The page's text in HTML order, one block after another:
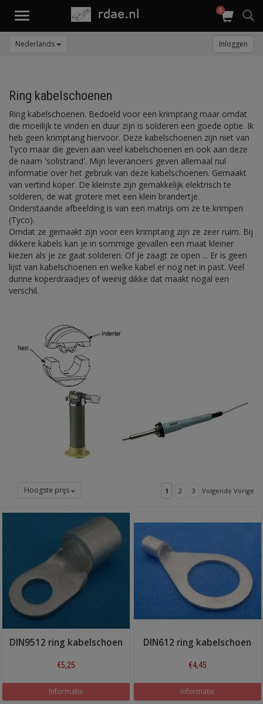
Toggle
0
Nederlands Inloggen
Ring kabelschoenen
Ring kabelschoenen. Bedoeld voor een krimptang maar omdat
die moeilijk te vinden en duur zijn is solderen een goede optie. Ik
heb geen krimptang hiervoor. Deze kabelschoenen zijn niet van
Tyco maar die geven aan veel kabelschoenen en ook aan deze
de naam 'solistrand'. Mijn leveranciers geven allemaal nul
informatie over het gebruik van deze kabelschoenen. Gemaakt
van vertind koper. De kleinste zijn gemakkelijk elektrisch te
solderen, de wat grotere met een klein brandertje.
Onderstaande afbeelding is van een matrijs om ze te krimpen
(Tyco).
Omdat ze gemaakt zijn voor een krimptang zijn ze zeer ruim. Bij
dikkere kabels kan je in sommige gevallen een maat kleiner
kiezen als je ze gaat solderen. Of je zaagt ze open ... Er is geen
lijst van kabelschoenen en welke kabel er nog net in past. Veel
dunne koperdraadjes of weinig dikke dat maakt nogal een
verschil.
Hoogste prijs 1 2 3 Volgende Vorige
DIN9512 ring kabelschoen
€5,25
Informatie
DIN612 ring kabelschoen
€4,45
Informatie